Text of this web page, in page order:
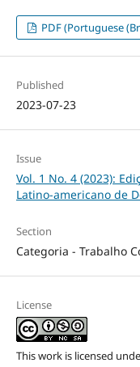
PDF (Portuguese
Published
2023-07-23
Issue
Vol. 1 No. 4 (2023):
Latino-americano de
Section
Categoria - Trabalho
License
This work is licensed